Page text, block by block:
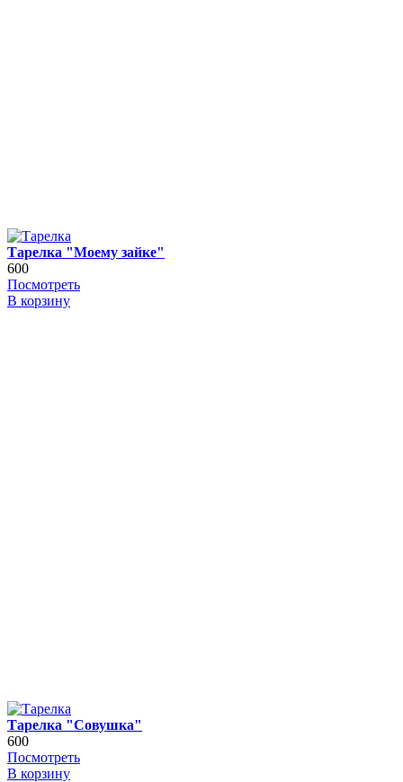
Тарелка "Моему зайке"
600
Посмотреть
В корзину
Тарелка "Совушка"
600
Посмотреть
В корзину